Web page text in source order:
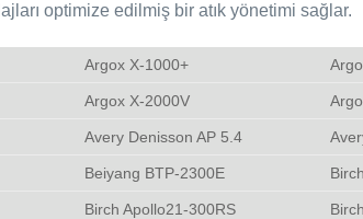
optimize edilmiş bir atık yönetimi sağlar.
Argox X-1000+
Argox X-2000V
Avery Denisson AP 5.4
Beiyang BTP-2300E
Birch Apollo21-300RS